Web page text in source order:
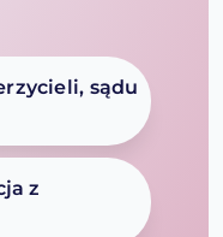
sądu
z